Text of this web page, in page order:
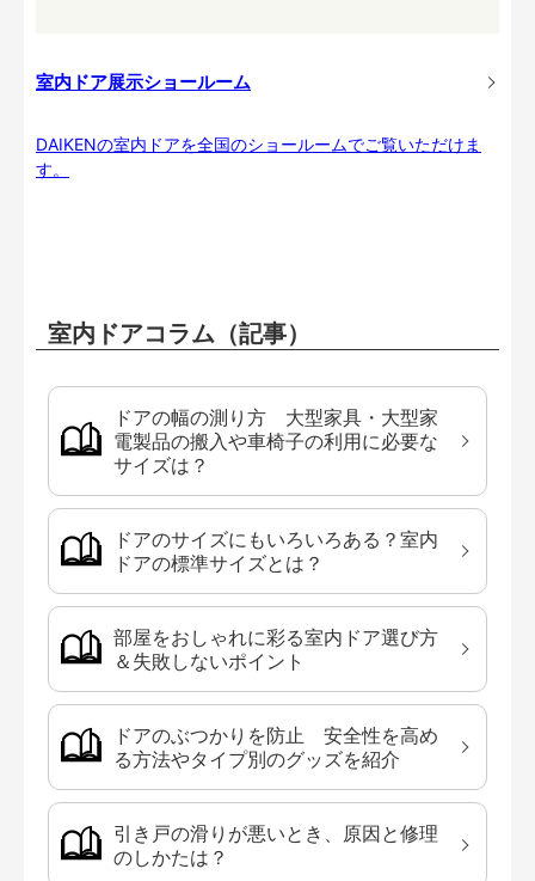
室内ドア展示ショールーム
DAIKENの室内ドアを全国のショールームでご覧いただけま
す。
室内ドアコラム（記事）
ドアの幅の測り方 大型家具・大型家
電製品の搬入や車椅子の利用に必要な
サイズは？
ドアのサイズにもいろいろある？室内
ドアの標準サイズとは？
部屋をおしゃれに彩る室内ドア選び方
＆失敗しないポイント
ドアのぶつかりを防止 安全性を高め
る方法やタイプ別のグッズを紹介
引き戸の滑りが悪いとき、原因と修理
のしかたは？